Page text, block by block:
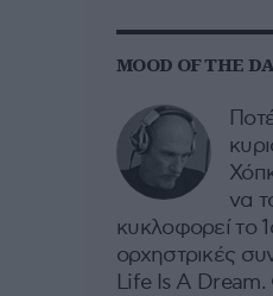
MOOD OF THE
να
κυκλοφορεί το
ορχηστρικές
Life Is A Dream.